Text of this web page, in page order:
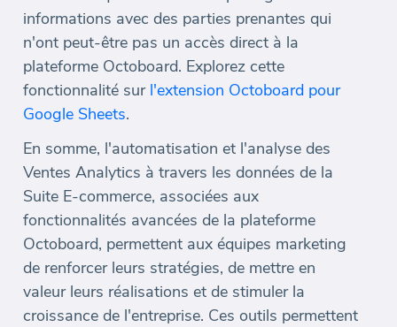
informations avec des parties prenantes qui
n'ont peut-être pas un accès direct à la
plateforme Octoboard. Explorez cette
fonctionnalité sur l'extension Octoboard pour
Google Sheets.
En somme, l'automatisation et l'analyse des
Ventes Analytics à travers les données de la
Suite E-commerce, associées aux
fonctionnalités avancées de la plateforme
Octoboard, permettent aux équipes marketing
de renforcer leurs stratégies, de mettre en
valeur leurs réalisations et de stimuler la
croissance de l'entreprise. Ces outils permettent